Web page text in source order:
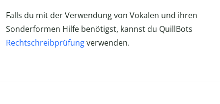
Falls du mit der Verwendung von Vokalen und ihren
Sonderformen Hilfe benötigst, kannst du QuillBots
Rechtschreibprüfungverwenden.